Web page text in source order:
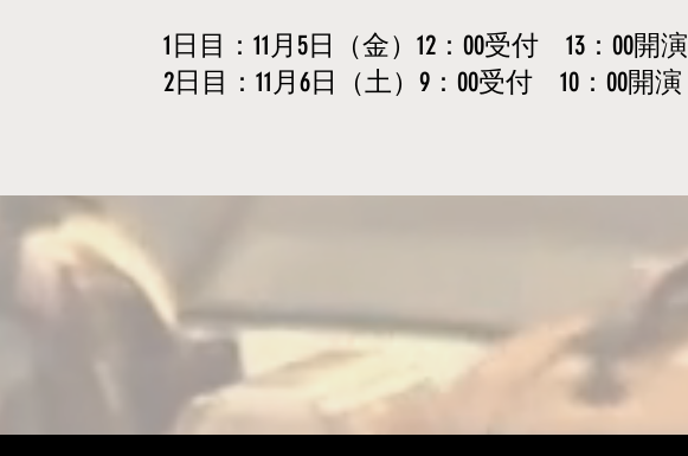
1日目：11月5日（金）12：00受付 13：00開演
2日目：11月6日（土）9：00受付 10：00開演